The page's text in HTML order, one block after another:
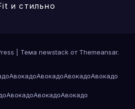
и стильно
Тема newstack от Themeansar.
АвокадоАвокадоАвокадоАвокадо
АвокадоАвокадоАвокадо